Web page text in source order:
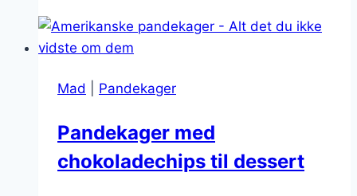
sirup
og
nødder
Mad Pandekager
Pandekager med
chokoladechips til dessert